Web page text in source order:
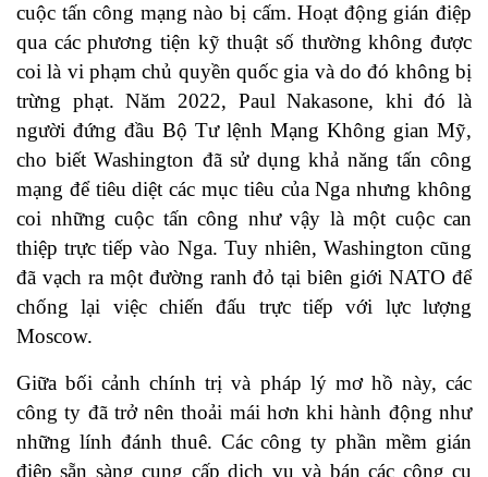
cuộc tấn công mạng nào bị cấm. Hoạt động gián điệp
qua các phương tiện kỹ thuật số thường không được
coi là vi phạm chủ quyền quốc gia và do đó không bị
trừng phạt. Năm 2022, Paul Nakasone, khi đó là
người đứng đầu Bộ Tư lệnh Mạng Không gian Mỹ,
cho biết Washington đã sử dụng khả năng tấn công
mạng để tiêu diệt các mục tiêu của Nga nhưng không
coi những cuộc tấn công như vậy là một cuộc can
thiệp trực tiếp vào Nga. Tuy nhiên, Washington cũng
đã vạch ra một đường ranh đỏ tại biên giới NATO để
chống lại việc chiến đấu trực tiếp với lực lượng
Moscow.
Giữa bối cảnh chính trị và pháp lý mơ hồ này, các
công ty đã trở nên thoải mái hơn khi hành động như
những lính đánh thuê. Các công ty phần mềm gián
điệp sẵn sàng cung cấp dịch vụ và bán các công cụ